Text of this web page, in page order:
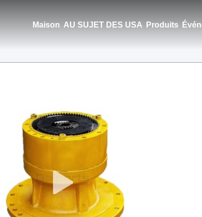
Maison AU SUJET DES USA Produits